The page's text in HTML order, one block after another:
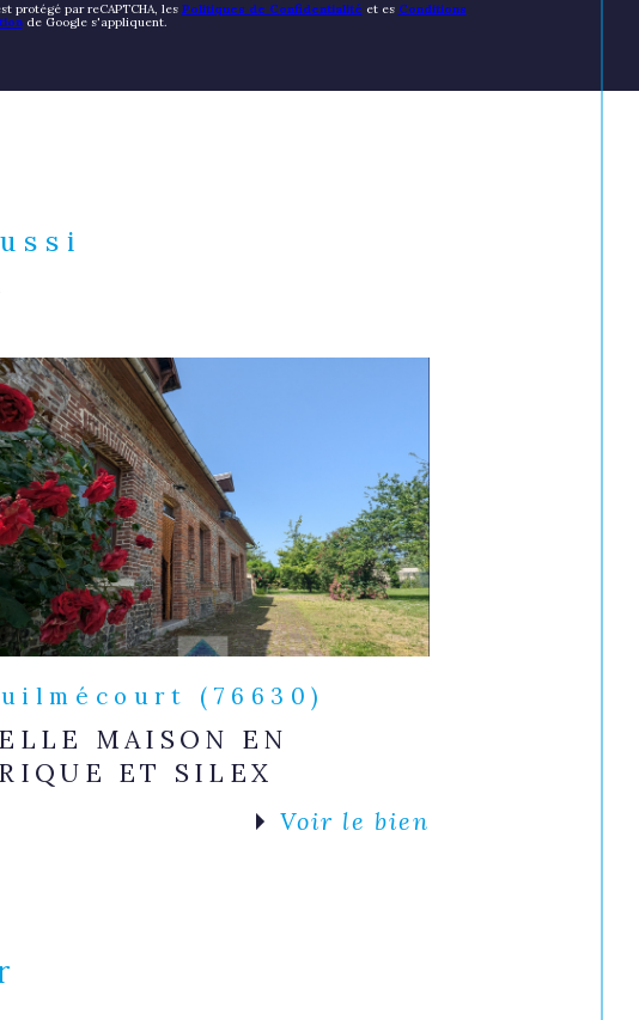
protégé par reCAPTCHA, les Politiques de Confidentialité et es Conditions
de Google s'appliquent.
(76630)
MAISON EN
ET SILEX
Voir le bien